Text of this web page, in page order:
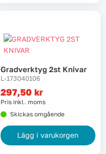
Gradverktyg 2st Knivar
L-173040106
297,50 kr
Pris inkl. moms
Skickas omgående
Lägg i varukorgen